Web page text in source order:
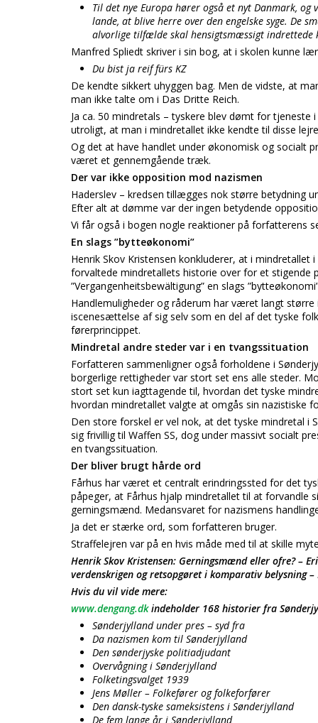
Til det nye Europa hører også et nyt Danmark,
lande, at blive herre over den engelske syge.
alvorlige tilfælde skal hensigtsmæssigt indrettede
Manfred Spliedt skriver i sin bog, at i skolen kunne
Du bist ja reif fürs KZ
De kendte sikkert uhyggen bag. Men de vidste, at
man ikke talte om i Das Dritte Reich.
Ja ca. 50 mindretals – tyskere blev dømt for tjeneste
utroligt, at man i mindretallet ikke kendte til disse
Og det at have handlet under økonomisk og socialt
været et gennemgående træk.
Der var ikke opposition mod nazismen
Haderslev – kredsen tillægges nok større betydning
Efter alt at dømme var der ingen betydende
Vi får også i bogen nogle reaktioner på forfatterens
En slags ”bytteøkonomi”
Henrik Skov Kristensen konkluderer, at i
forvaltede mindretallets historie over for et stigende
”Vergangenheitsbewältigung” en slags
Handlemuligheder og råderum har været langt
iscenesættelse af sig selv som en del af det tyske
førerprincippet.
Mindretal andre steder var i en tvangssituation
Forfatteren sammenligner også forholdene i
borgerlige rettigheder var stort set ens alle steder.
stort set kun iagttagende til, hvordan det tyske
hvordan mindretallet valgte at omgås sin nazistiske
Den store forskel er vel nok, at det tyske mindretal i
sig frivillig til Waffen SS, dog under massivt socialt
en tvangssituation.
Der bliver brugt hårde ord
Fårhus har været et centralt erindringssted for det
påpeger, at Fårhus hjalp mindretallet til at forvandle
gerningsmænd. Medansvaret for nazismens
Ja det er stærke ord, som forfatteren bruger.
Straffelejren var på en hvis måde med til at skille
Henrik Skov Kristensen: Gerningsmænd eller ofre? –
verdenskrigen og retsopgøret i komparativ belysning
Hvis du vil vide mere:
www.dengang.dkindeholder 168 historier fra
Sønderjylland under pres – syd fra
Da nazismen kom til Sønderjylland
Den sønderjyske politiadjudant
Overvågning i Sønderjylland
Folketingsvalget 1939
Jens Møller – Folkefører og folkeforfører
Den dansk-tyske sameksistens i Sønderjylland
De fem lange år i Sønderjylland